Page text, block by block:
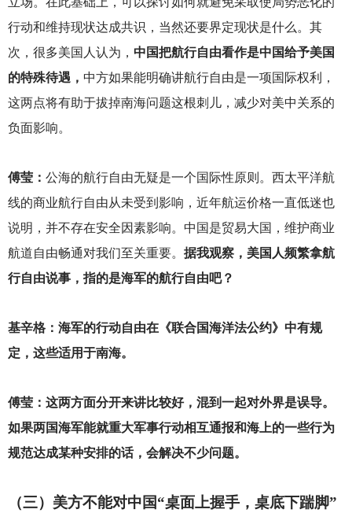
行动和维持现状达成共识，当然还要界定现状是什么。其
次，很多美国人认为， 中国把航行自由看作是中国给予美国
的特殊待遇， 中方如果能明确讲航行自由是一项国际权利，
这两点将有助于拔掉南海问题这根刺儿，减少对美中关系的
负面影响。
傅莹： 公海的航行自由无疑是一个国际性原则。西太平洋航
线的商业航行自由从未受到影响，近年航运价格一直低迷也
说明，并不存在安全因素影响。中国是贸易大国，维护商业
航道自由畅通对我们至关重要。 据我观察，美国人频繁拿航
行自由说事，指的是海军的航行自由吧？
基辛格：海军的行动自由在《联合国海洋法公约》中有规
定，这些适用于南海。
傅莹：这两方面分开来讲比较好，混到一起对外界是误导。
如果两国海军能就重大军事行动相互通报和海上的一些行为
规范达成某种安排的话，会解决不少问题。
（三）美方不能对中国“桌面上握手，桌底下踹脚”